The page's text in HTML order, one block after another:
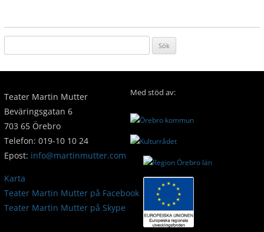
Sök
Teater Martin Mutter
Beväringsgatan 6
703 65 Örebro
Telefon: 019-10 10 24
Epost: info@martinmutter.com
Karta
Teater Martin Mutter på Facebook
Teater Martin Mutter på Skype
Med stöd av:
←Tillbaka till Kontakt/Personal